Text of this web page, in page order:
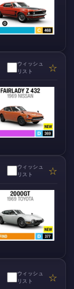
ウィッシュ
リスト
☆
ウィッシュ
リスト
☆
ウィッシュ
リスト
☆